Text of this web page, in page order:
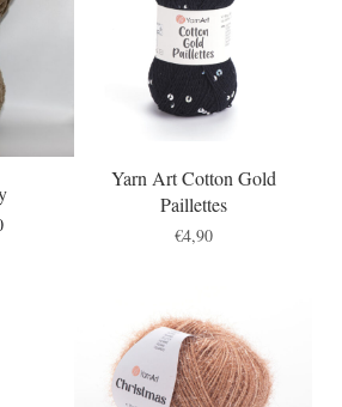
Yarn Art Cotton Gold
Paillettes
€4,90